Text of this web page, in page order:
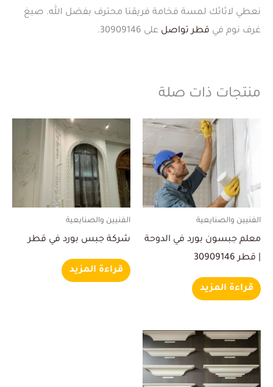
نعطي لاثاثك لمسة فخامة فريقنا محترف بفضل الله. صبغ
غرف نوم في قطر تواصل على 30909146.
منتجات ذات صلة
الفنيين والصنايعية
معلم جبسون بورد في الدوحة
| قطر 30909146
قراءة المزيد
الفنيين والصنايعية
شركة جبس بورد في قطر
قراءة المزيد